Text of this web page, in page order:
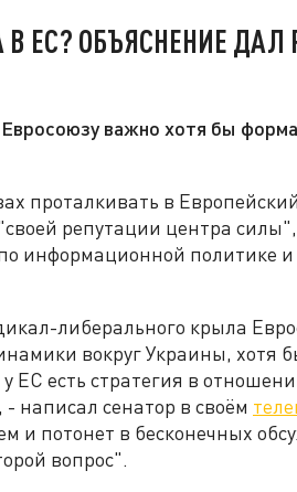
ЕС? ОБЪЯСНЕНИЕ ДАЛ
важно хотя бы
проталкивать в
репутации центра
информационной политике
либерального крыла
вокруг Украины, хотя
у ЕС есть стратегия в
написал сенатор в своём
и потонет в бесконечных
вопрос".